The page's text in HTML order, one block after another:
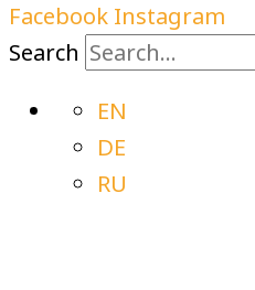
Facebook Instagram
Search
EN
DE
RU